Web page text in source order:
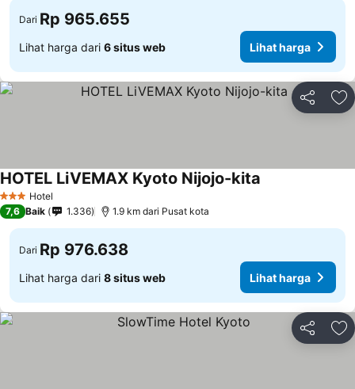
Dari Rp 965.655
Lihat harga dari 6 situs web Lihat harga
Bagikan
3 BintangHotel
HOTEL LiVEMAX Kyoto Nijojo-kita
7,6 Baik 1.336 1.9 km dari Pusat kota
Dari Rp 976.638
Lihat harga dari 8 situs web Lihat harga
Bagikan